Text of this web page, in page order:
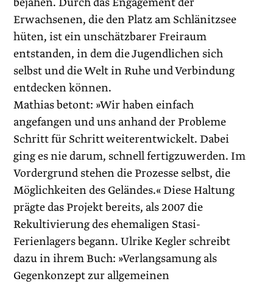
Erwachsenen, die den Platz am Schlänitzsee
hüten, ist ein unschätzbarer Freiraum
entstanden, in dem die Jugendlichen sich
selbst und die Welt in Ruhe und Verbindung
entdecken können.
Mathias betont: »Wir haben einfach
angefangen und uns anhand der Probleme
Schritt für Schritt weiterentwickelt. Dabei
ging es nie darum, schnell fertigzuwerden. Im
Vordergrund stehen die Prozesse selbst, die
Möglichkeiten des Geländes.« Diese Haltung
prägte das Projekt bereits, als 2007 die
Rekultivierung des ehemaligen Stasi-
Ferienlagers begann. Ulrike Kegler schreibt
dazu in ihrem Buch: »Verlangsamung als
Gegenkonzept zur allgemeinen